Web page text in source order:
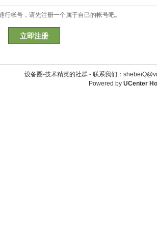
行帐号，请先注册一个属于自己的帐号吧。
立即注册
设备圈-技术精英的社群 - 联系我们：
Powered by UCenter